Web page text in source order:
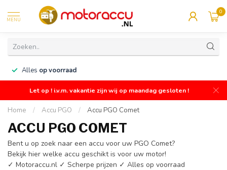
MENU
0
Alles op voorraad
Let op ! i.v.m. vakantie zijn wij op maandag gesloten !
Home / Accu PGO / Accu PGO Comet
ACCU PGO COMET
Bent u op zoek naar een accu voor uw PGO Comet?
Bekijk hier welke accu geschikt is voor uw motor!
✓ Motoraccu.nl ✓ Scherpe prijzen ✓ Alles op voorraad